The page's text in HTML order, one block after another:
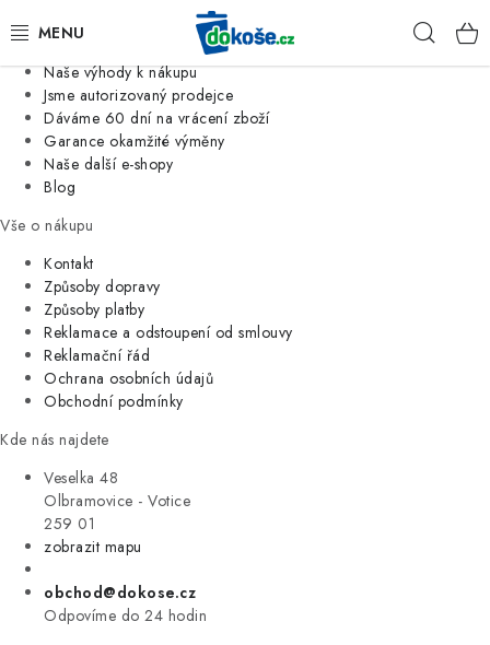
Jsme tradiční česká firma
Naše výhody k nákupu
Jsme autorizovaný prodejce
Dáváme 60 dní na vrácení zboží
Garance okamžité výměny
Naše další e-shopy
Blog
Vše o nákupu
Kontakt
Způsoby dopravy
Způsoby platby
Reklamace a odstoupení od smlouvy
Reklamační řád
Ochrana osobních údajů
Obchodní podmínky
Kde nás najdete
Veselka 48
Olbramovice - Votice
259 01
zobrazit mapu
obchod@dokose.cz
Odpovíme do 24 hodin
KOŠE
SÁČKY
KUCHYNĚ
ORGANIZACE
DOMÁCNOST
ÚKLID
VÝPRODEJ
ZNAČKY
Úvod Kontakt Blog